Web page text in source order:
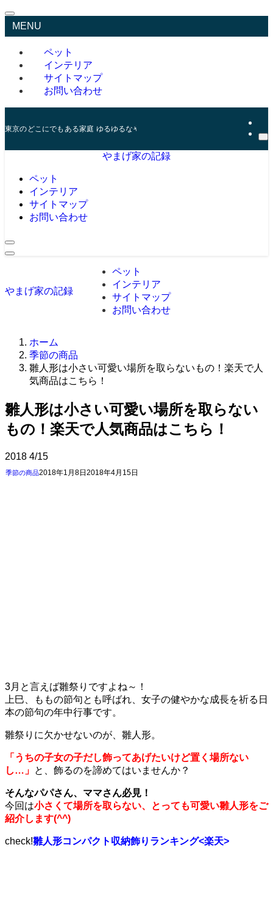
MENU
ペット
インテリア
サイトマップ
お問い合わせ
東京のどこにでもある家庭 ゆるゆるなやまげ家の記録
やまげ家の記録
ペット
インテリア
サイトマップ
お問い合わせ
やまげ家の記録
ペット
インテリア
サイトマップ
お問い合わせ
ホーム
季節の商品
雛人形は小さい可愛い場所を取らないもの！楽天で人
気商品はこちら！
雛人形は小さい可愛い場所を取らない
もの！楽天で人気商品はこちら！
2018 4/15
季節の商品2018年1月8日2018年4月15日
3月と言えば雛祭りですよね～！
上巳、ももの節句とも呼ばれ、女子の健やかな成長を祈る日
本の節句の年中行事です。
雛祭りに欠かせないのが、雛人形。
「うちの子女の子だし飾ってあげたいけど置く場所ない
し…」 と、飾るのを諦めてはいませんか？
そんなパパさん、ママさん必見！
今回は小さくて場所を取らない、とっても可愛い雛人形をご
紹介します(^^)
check!雛人形コンパクト収納飾りランキング<楽天>